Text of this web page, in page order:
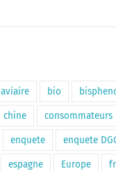
aviaire bio
chine consommateurs
enquete enquete
espagne Europe